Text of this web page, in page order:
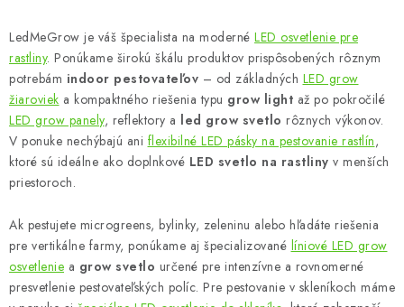
v
l
á
d
a
c
i
e
p
r
v
k
LedMeGrow je váš špecialista na moderné LED osvetlenie pre
rastliny. Ponúkame širokú škálu produktov prispôsobených rôznym
potrebám indoor pestovateľov – od základných LED grow
žiaroviek a kompaktného riešenia typu grow light až po pokročilé
LED grow panely, reflektory a led grow svetlo rôznych výkonov.
V ponuke nechýbajú ani flexibilné LED pásky na pestovanie rastlín,
ktoré sú ideálne ako doplnkové LED svetlo na rastliny v menších
priestoroch.
Ak pestujete microgreens, bylinky, zeleninu alebo hľadáte riešenia
pre vertikálne farmy, ponúkame aj špecializované líniové LED grow
osvetlenie a grow svetlo určené pre intenzívne a rovnomerné
presvetlenie pestovateľských políc. Pre pestovanie v skleníkoch máme